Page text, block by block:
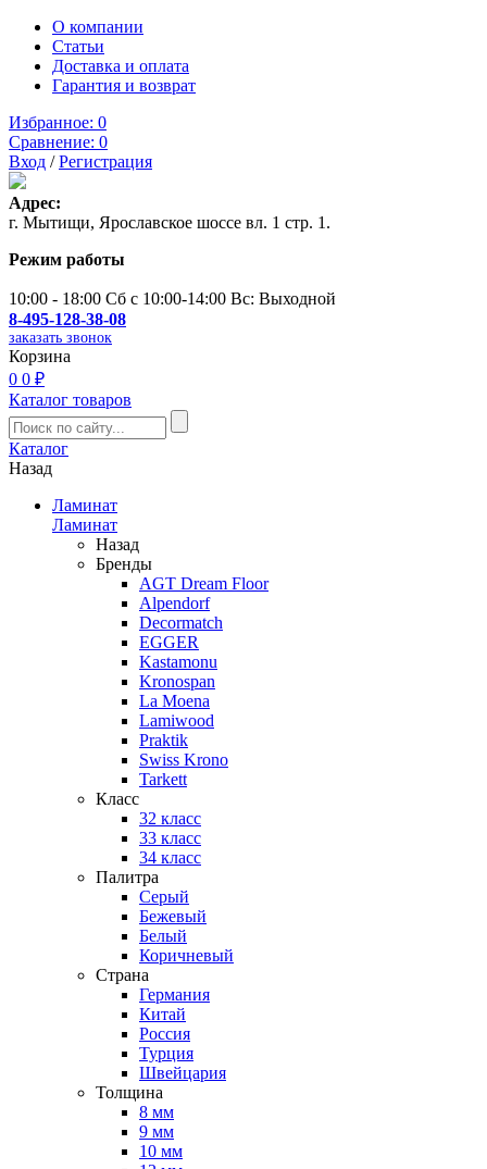
О компании
Статьи
Доставка и оплата
Гарантия и возврат
Избранное: 0
Сравнение: 0
Вход /Регистрация
Адрес:
г. Мытищи, Ярославское шоссе вл. 1 стр. 1.
Режим работы
10:00 - 18:00 Сб с 10:00-14:00 Вс: Выходной
8-495-128-38-08
заказать звонок
Корзина
0 0 ₽
Каталог товаров
Каталог
Назад
Ламинат
Ламинат
Назад
Бренды
AGT Dream Floor
Alpendorf
Decormatch
EGGER
Kastamonu
Kronospan
La Moena
Lamiwood
Praktik
Swiss Krono
Tarkett
Класс
32 класс
33 класс
34 класс
Палитра
Серый
Бежевый
Белый
Коричневый
Страна
Германия
Китай
Россия
Турция
Швейцария
Толщина
8 мм
9 мм
10 мм